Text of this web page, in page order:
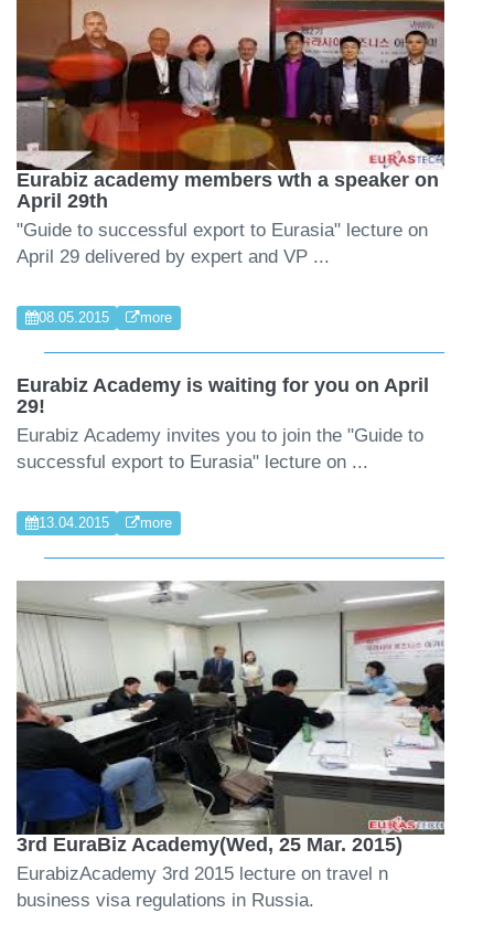
Eurabiz academy members wth a speaker on
April 29th
"Guide to successful export to Eurasia" lecture on
April 29 delivered by expert and VP ...
08.05.2015 more
Eurabiz Academy is waiting for you on April
29!
Eurabiz Academy invites you to join the "Guide to
successful export to Eurasia" lecture on ...
13.04.2015 more
3rd EuraBiz Academy(Wed, 25 Mar. 2015)
EurabizAcademy 3rd 2015 lecture on travel n
business visa regulations in Russia.